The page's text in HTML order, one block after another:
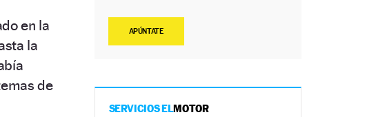
en la
la
de
APÚNTATE
SERVICIOS ELMOTOR